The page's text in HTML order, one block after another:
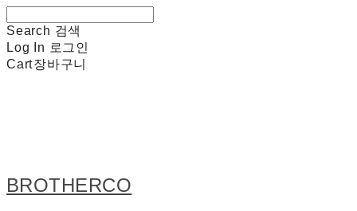
Search 검색
Log In 로그인
Cart장바구니
BROTHERCO